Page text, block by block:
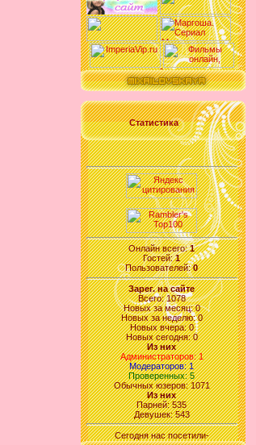
Статистика
Онлайн всего:1
Гостей:1
Пользователей:0
Зарег. на сайте
Всего: 1078
Новых за месяц: 0
Новых за неделю: 0
Новых вчера: 0
Новых сегодня: 0
Из них
Администраторов: 1
Модераторов: 1
Проверенных: 5
Обычных юзеров: 1071
Из них
Парней: 535
Девушек: 543
Сегодня нас посетили-